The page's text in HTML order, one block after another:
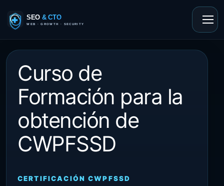
contenido
Curso de
Formación para la
obtención de
CWPFSSD
CERTIFICACIÓN CWPFSSD